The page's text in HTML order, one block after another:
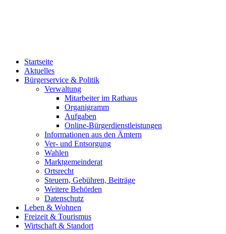
Startseite
Aktuelles
Bürgerservice & Politik
Verwaltung
Mitarbeiter im Rathaus
Organigramm
Aufgaben
Online-Bürgerdienstleistungen
Informationen aus den Ämtern
Ver- und Entsorgung
Wahlen
Marktgemeinderat
Ortsrecht
Steuern, Gebühren, Beiträge
Weitere Behörden
Datenschutz
Leben & Wohnen
Freizeit & Tourismus
Wirtschaft & Standort